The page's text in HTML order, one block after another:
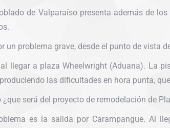
de Valparaíso presenta además de
un problema grave, desde el punto de vista
llegar a plaza Wheelwright (Aduana). La
las dificultades en hora punta,
¿que será del proyecto de remodelación de
es la salida por Carampangue. Al